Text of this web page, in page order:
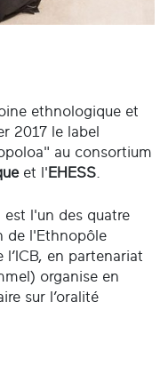
ethnologique et
2017 le label
au consortium
et l' EHESS
est l'un des quatre
de l'Ethnopôle
l’ICB, en partenariat
organise en
sur l’oralité